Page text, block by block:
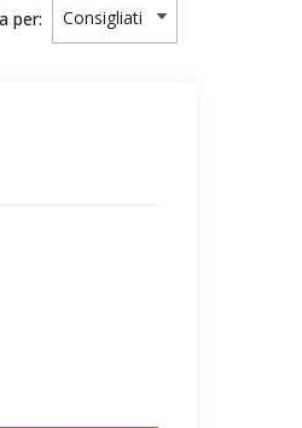
per: